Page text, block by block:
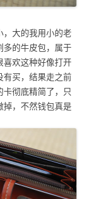
，大的我用小的老
多的牛皮包，属于
喜欢这种好像打开
有买，结果走之前
彻底精简了，只
掉，不然钱包真是